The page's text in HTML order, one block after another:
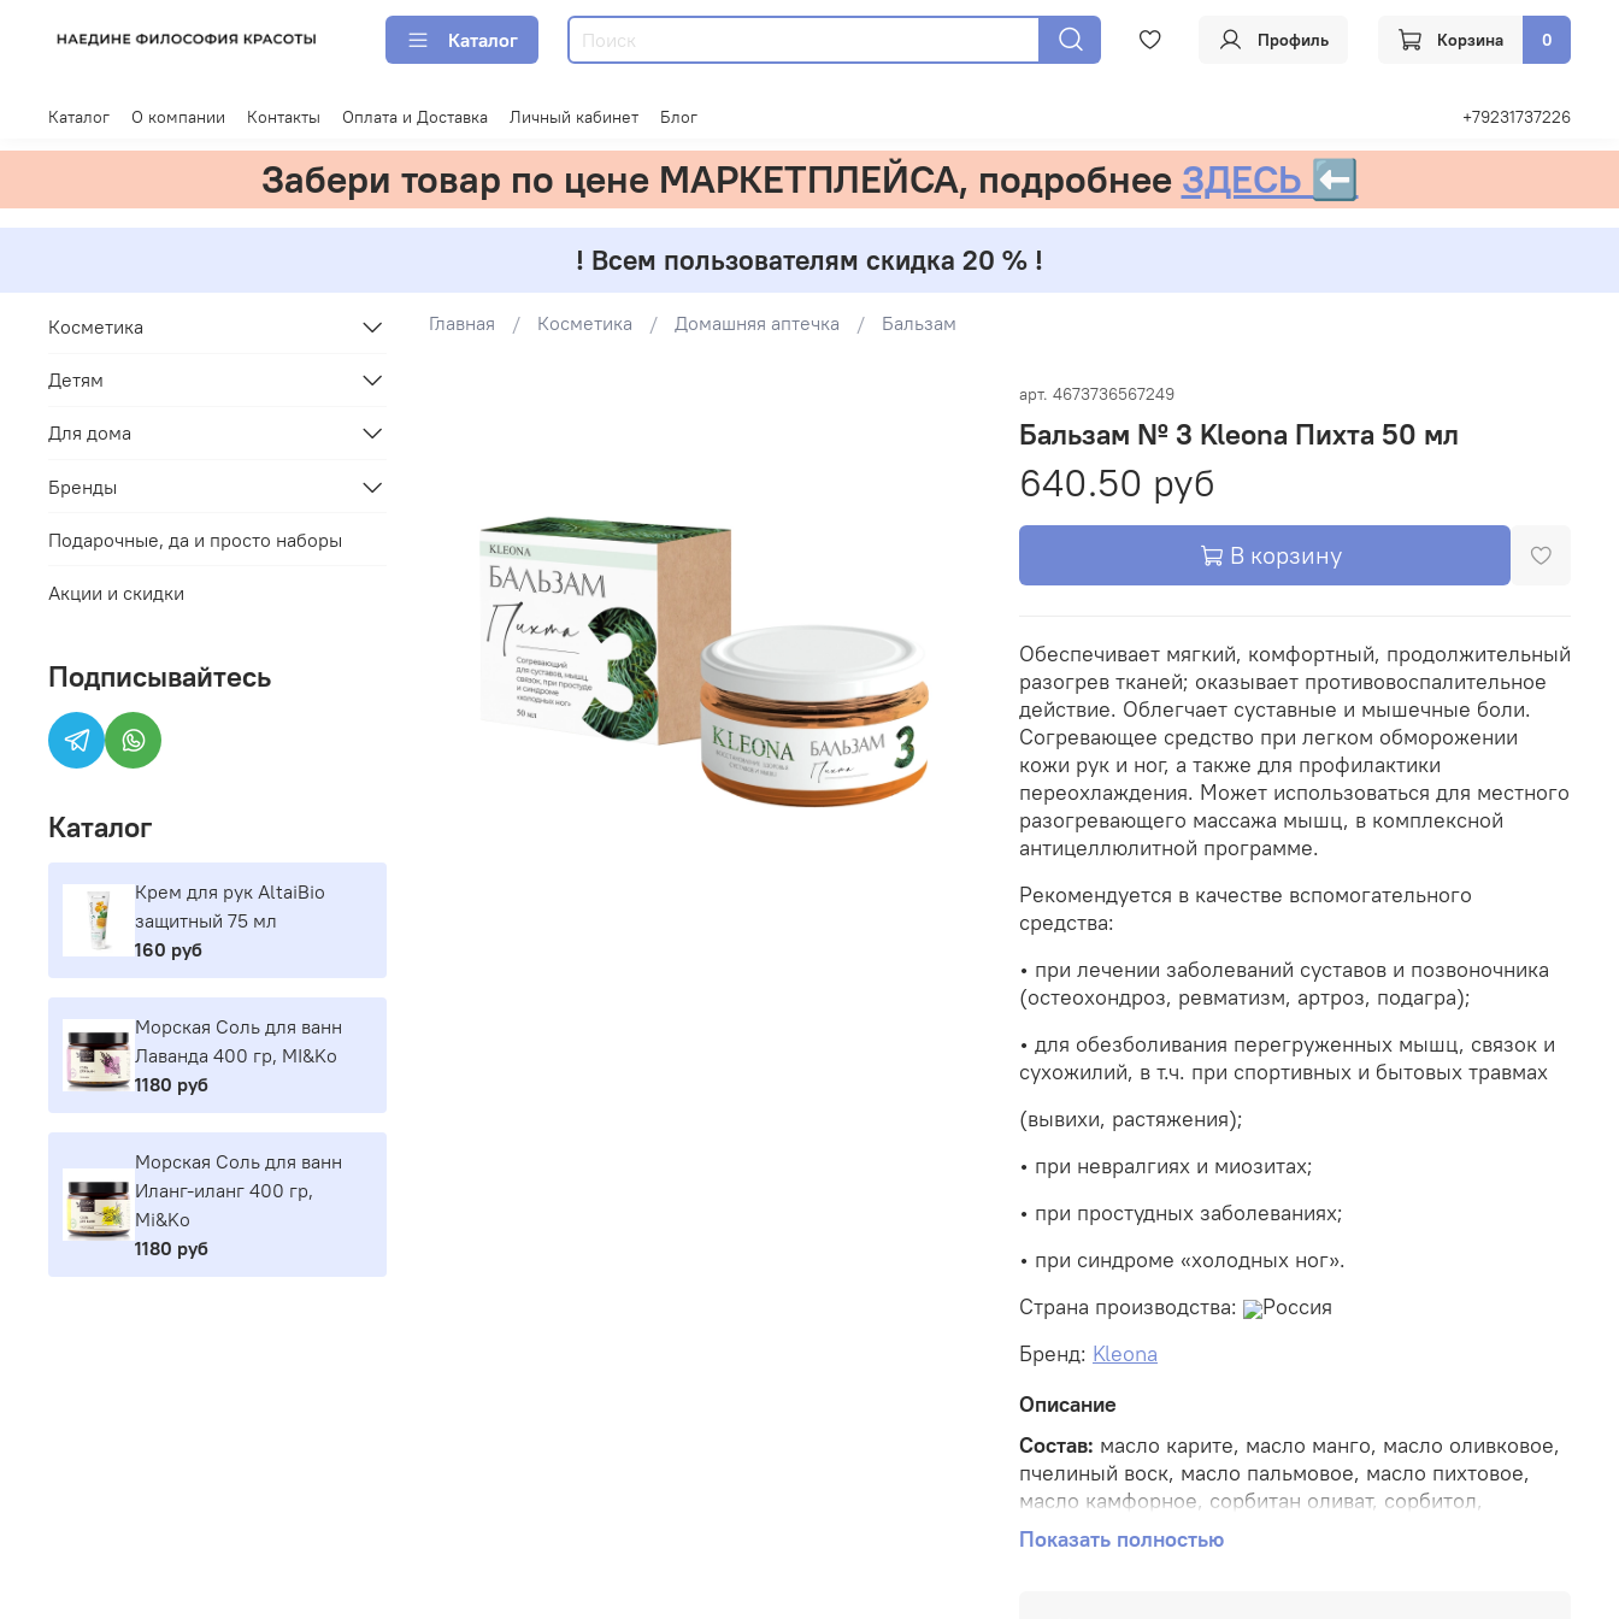
Каталог Профиль Корзина 0
Каталог О компании Контакты Оплата и Доставка Личный кабинет Блог +79231737226
Забери товар по цене МАРКЕТПЛЕЙСА, подробнее ЗДЕСЬ ⬅️
! Всем пользователям скидка 20 % !
Главная Косметика Домашняя аптечка Бальзам
арт. 4673736567249
Бальзам № 3 Kleona Пихта 50 мл
640.50 руб
В корзину
Обеспечивает мягкий, комфортный, продолжительный
разогрев тканей; оказывает противовоспалительное
действие. Облегчает суставные и мышечные боли.
Согревающее средство при легком обморожении
кожи рук и ног, а также для профилактики
переохлаждения. Может использоваться для местного
разогревающего массажа мышц, в комплексной
антицеллюлитной программе.
Рекомендуется в качестве вспомогательного
средства:
• при лечении заболеваний суставов и позвоночника
(остеохондроз, ревматизм, артроз, подагра);
• для обезболивания перегруженных мышц, связок и
сухожилий, в т.ч. при спортивных и бытовых травмах
(вывихи, растяжения);
• при невралгиях и миозитах;
• при простудных заболеваниях;
• при синдроме «холодных ног».
Страна производства:
Россия
Бренд: Kleona
Описание
Состав: масло карите, масло манго, масло оливковое,
пчелиный воск, масло пальмовое, масло пихтовое,
масло камфорное, сорбитан оливат, сорбитол,
цетеариловый спирт, лецитин, эфирное масло
можжевельника, глицерил каприлат, экстракт перца
Показать полностью
Косметика
Детям
Для дома
Бренды
Подарочные, да и просто наборы
Акции и скидки
Подписывайтесь
Каталог
Крем для рук AltaiBio
защитный 75 мл
160 руб
Морская Соль для ванн
Лаванда 400 гр, MI&Ko
1180 руб
Морская Соль для ванн
Иланг-иланг 400 гр,
Mi&Ko
1180 руб